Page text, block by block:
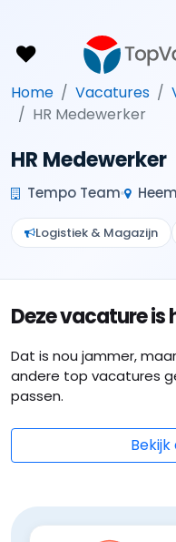
Home Vacatures
HR Medewerker
HR Medewerker
Tempo Team
Logistiek & Magazijn
Deze vacature is
Dat is nou jammer,
andere top vacatures
passen.